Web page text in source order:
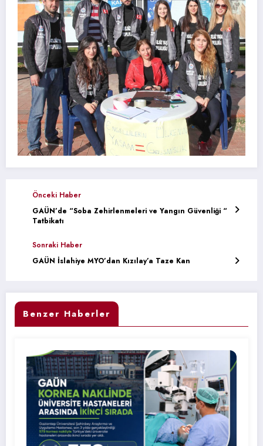
Önceki Haber
GAÜN’de “Soba Zehirlenmeleri ve Yangın Güvenliği “
Tatbikatı
Sonraki Haber
GAÜN İslahiye MYO’dan Kızılay’a Taze Kan
Benzer Haberler